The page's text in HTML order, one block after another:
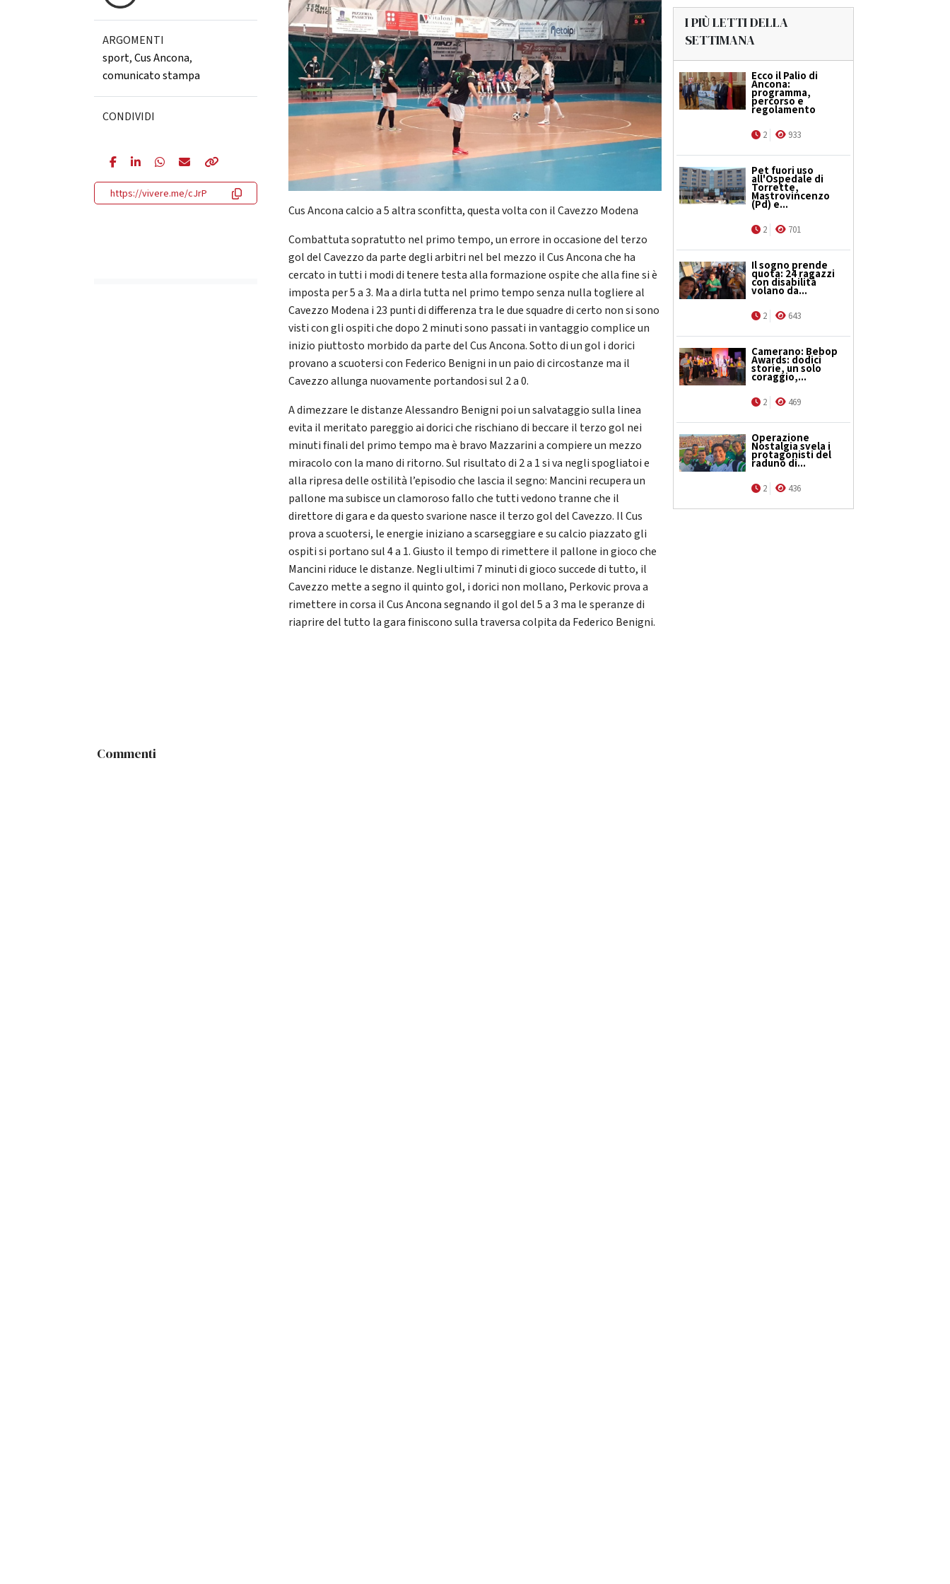
ARGOMENTI
sport,Cus Ancona,
comunicato stampa
CONDIVIDI
https://vivere.me/cJrP
Cus Ancona calcio a 5 altra sconfitta, questa volta con il Cavezzo Modena
Combattuta sopratutto nel primo tempo, un errore in occasione del terzo
gol del Cavezzo da parte degli arbitri nel bel mezzo il Cus Ancona che ha
cercato in tutti i modi di tenere testa alla formazione ospite che alla fine si è
imposta per 5 a 3. Ma a dirla tutta nel primo tempo senza nulla togliere al
Cavezzo Modena i 23 punti di differenza tra le due squadre di certo non si sono
visti con gli ospiti che dopo 2 minuti sono passati in vantaggio complice un
inizio piuttosto morbido da parte del Cus Ancona. Sotto di un gol i dorici
provano a scuotersi con Federico Benigni in un paio di circostanze ma il
Cavezzo allunga nuovamente portandosi sul 2 a 0.
A dimezzare le distanze Alessandro Benigni poi un salvataggio sulla linea
evita il meritato pareggio ai dorici che rischiano di beccare il terzo gol nei
minuti finali del primo tempo ma è bravo Mazzarini a compiere un mezzo
miracolo con la mano di ritorno. Sul risultato di 2 a 1 si va negli spogliatoi e
alla ripresa delle ostilità l’episodio che lascia il segno: Mancini recupera un
pallone ma subisce un clamoroso fallo che tutti vedono tranne che il
direttore di gara e da questo svarione nasce il terzo gol del Cavezzo. Il Cus
prova a scuotersi, le energie iniziano a scarseggiare e su calcio piazzato gli
ospiti si portano sul 4 a 1. Giusto il tempo di rimettere il pallone in gioco che
Mancini riduce le distanze. Negli ultimi 7 minuti di gioco succede di tutto, il
Cavezzo mette a segno il quinto gol, i dorici non mollano, Perkovic prova a
rimettere in corsa il Cus Ancona segnando il gol del 5 a 3 ma le speranze di
riaprire del tutto la gara finiscono sulla traversa colpita da Federico Benigni.
I PIÙ LETTI DELLA
SETTIMANA
Ecco il Palio di
Ancona:
programma,
percorso e
regolamento
2 933
Pet fuori uso
all'Ospedale di
Torrette,
Mastrovincenzo
(Pd) e...
2 701
Il sogno prende
quota: 24 ragazzi
con disabilità
volano da...
2 643
Camerano: Bebop
Awards: dodici
storie, un solo
coraggio,...
2 469
Operazione
Nostalgia svela i
protagonisti del
raduno di...
2 436
Commenti